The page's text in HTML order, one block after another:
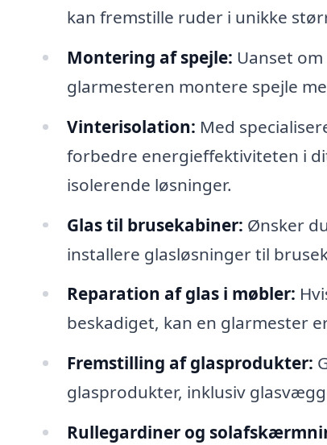
kan fremstille ruder i unikke
Montering af spejle: Uanset
glarmesteren montere spejle
Vinterisolation: Med
forbedre energieffektiviteten i
isolerende løsninger.
Glas til brusekabiner: Ønsker
installere glasløsninger til
Reparation af glas i møbler:
beskadiget, kan en glarmester
Fremstilling af glasprodukter:
glasprodukter, inklusiv
Rullegardiner og